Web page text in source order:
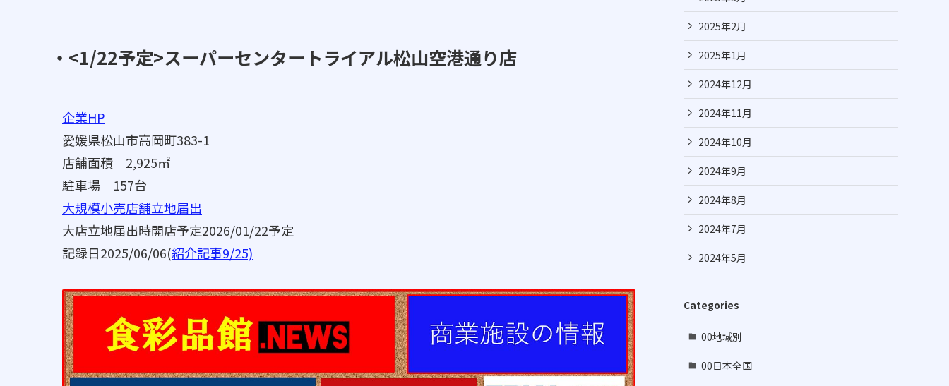
・<1/22予定>スーパーセンタートライアル松山空港通り店
企業HP
愛媛県松山市高岡町383-1
店舗面積 2,925㎡
駐車場 157台
大規模小売店舗立地届出
大店立地届出時開店予定2026/01/22予定
記録日2025/06/06(紹介記事9/25)
2025年2月
2025年1月
2024年12月
2024年11月
2024年10月
2024年9月
2024年8月
2024年7月
2024年5月
Categories
00地域別
00日本全国